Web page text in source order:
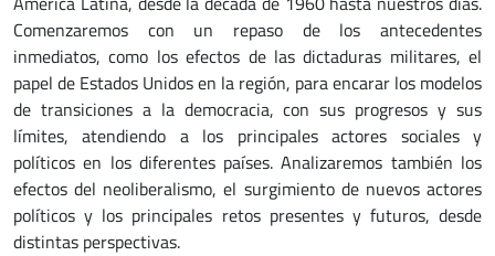
Comenzaremos con un repaso de los antecedentes
inmediatos, como los efectos de las dictaduras militares, el
papel de Estados Unidos en la región, para encarar los modelos
de transiciones a la democracia, con sus progresos y sus
límites, atendiendo a los principales actores sociales y
políticos en los diferentes países. Analizaremos también los
efectos del neoliberalismo, el surgimiento de nuevos actores
políticos y los principales retos presentes y futuros, desde
distintas perspectivas.